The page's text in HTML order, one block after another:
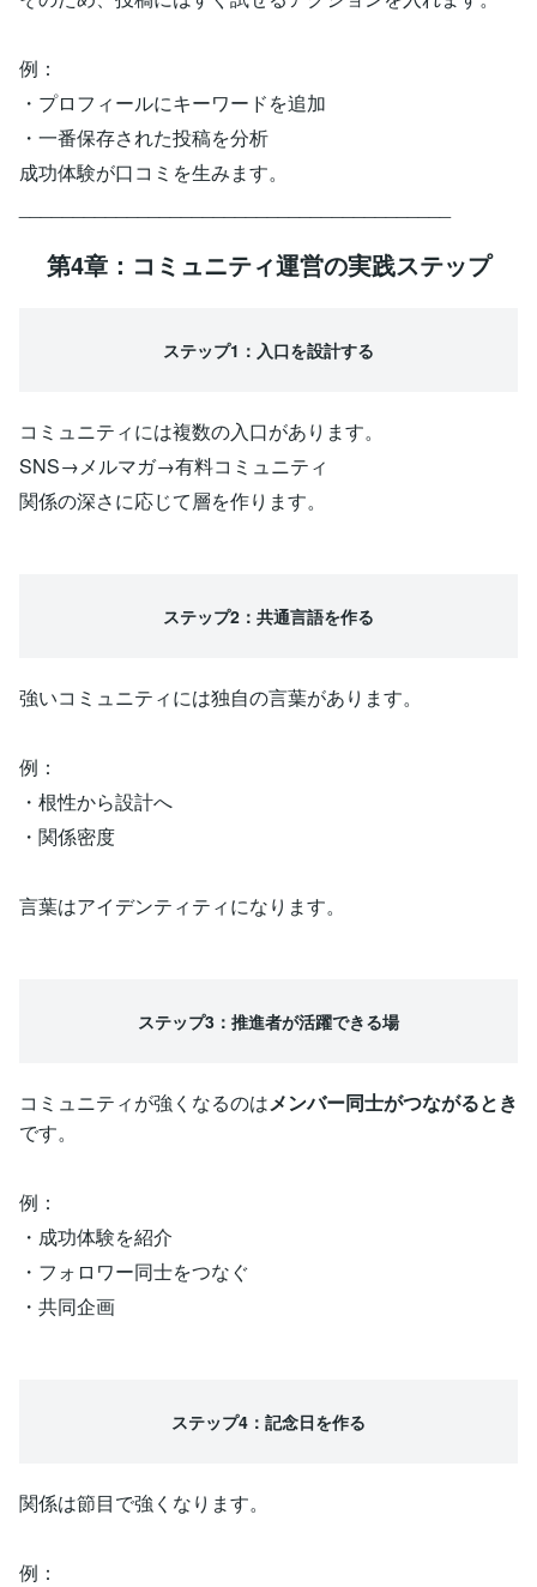
例：
・プロフィールにキーワードを追加
・一番保存された投稿を分析
成功体験が口コミを生みます。
第4章：コミュニティ運営の実践ステップ
ステップ1：入口を設計する
コミュニティには複数の入口があります。
SNS→メルマガ→有料コミュニティ
関係の深さに応じて層を作ります。
ステップ2：共通言語を作る
強いコミュニティには独自の言葉があります。
例：
・根性から設計へ
・関係密度
言葉はアイデンティティになります。
ステップ3：推進者が活躍できる場
コミュニティが強くなるのはメンバー同士がつながるとき
です。
例：
・成功体験を紹介
・フォロワー同士をつなぐ
・共同企画
ステップ4：記念日を作る
関係は節目で強くなります。
例：